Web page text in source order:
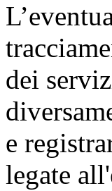
dei
e
legate